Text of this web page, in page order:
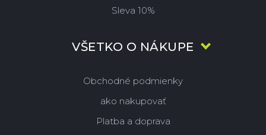
Sleva 10%
VŠETKO O NÁKUPE
Obchodné podmienky
ako nakupovať
Platba a doprava